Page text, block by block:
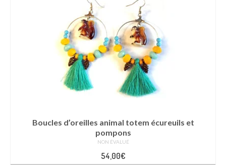
Boucles d’oreilles animal totem écureuils et
pompons
NON ÉVALUÉ
54,00€